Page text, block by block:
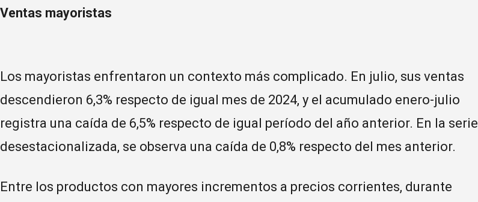
Ventas mayoristas
Los mayoristas enfrentaron un contexto más complicado. En julio, sus ventas
descendieron 6,3% respecto de igual mes de 2024, y el acumulado enero-julio
registra una caída de 6,5% respecto de igual período del año anterior. En la serie
desestacionalizada, se observa una caída de 0,8% respecto del mes anterior.
Entre los productos con mayores incrementos a precios corrientes, durante